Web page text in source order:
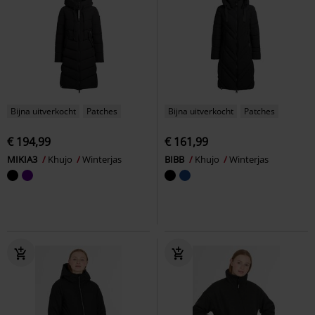
Bijna uitverkocht Patches
€ 194,99
MIKIA3 Khujo Winterjas
Bijna uitverkocht Patches
€ 161,99
BIBB Khujo Winterjas